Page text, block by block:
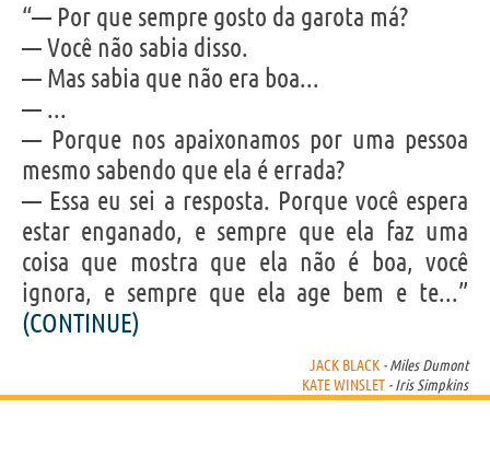
“— Por que sempre gosto da garota má?
— Você não sabia disso.
— Mas sabia que não era boa...
— ...
— Porque nos apaixonamos por uma pessoa
mesmo sabendo que ela é errada?
— Essa eu sei a resposta. Porque você espera
estar enganado, e sempre que ela faz uma
coisa que mostra que ela não é boa, você
ignora, e sempre que ela age bem e te...”
(CONTINUE)
JACK BLACK - Miles Dumont
KATE WINSLET - Iris Simpkins